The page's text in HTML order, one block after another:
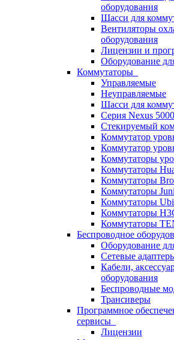
оборудования
Шасси для
Вентиляторы
оборудования
Лицензии и
Оборудование
Коммутаторы
Управляемые
Неуправляемые
Шасси для
Серия Nexus 5000
Стекируемый
Коммутатор
Коммутатор
Коммутаторы
Коммутаторы
Коммутаторы
Коммутаторы
Коммутаторы
Коммутаторы
Коммутаторы
Беспроводное
Оборудование
Сетевые
Кабели,
оборудования
Беспроводные
Трансиверы
Программное
сервисы
Лицензии